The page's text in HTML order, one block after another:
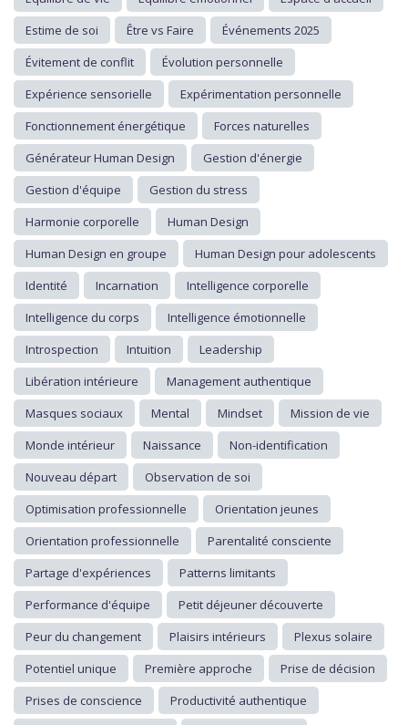
Estime de soi
Être vs Faire
Événements 2025
Évitement de conflit
Évolution personnelle
Expérience sensorielle
Expérimentation personnelle
Fonctionnement énergétique
Forces naturelles
Générateur Human Design
Gestion d'énergie
Gestion d'équipe
Gestion du stress
Harmonie corporelle
Human Design
Human Design en groupe
Human Design pour adolescents
Identité
Incarnation
Intelligence corporelle
Intelligence du corps
Intelligence émotionnelle
Introspection
Intuition
Leadership
Libération intérieure
Management authentique
Masques sociaux
Mental Mindset
Mission de vie
Monde intérieur
Naissance
Non-identification
Nouveau départ
Observation de soi
Optimisation professionnelle
Orientation jeunes
Orientation professionnelle
Parentalité consciente
Partage d'expériences
Patterns limitants
Performance d'équipe
Petit déjeuner découverte
Peur du changement
Plaisirs intérieurs
Plexus solaire
Potentiel unique
Première approche
Prise de décision
Prises de conscience
Productivité authentique